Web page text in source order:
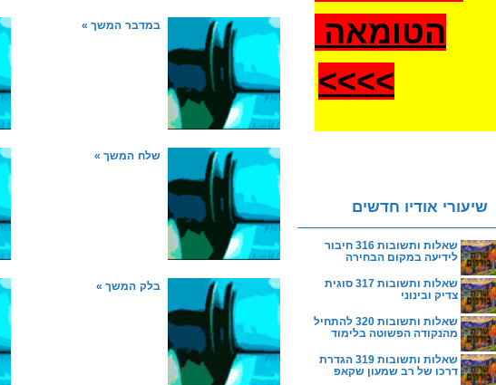
במדבר המשך »
שלח המשך »
בלק המשך »
הטומאה
>>>
>
שיעורי אודיו חדשים
שאלות ותשובות 316 חיבור
לידיעה במקום הבחירה
שאלות ותשובות 317 סוגית
צדיק ובינוני
שאלות ותשובות 320 להתחיל
מהנקודה הפשוטה בלימוד
שאלות ותשובות 319 הגדרת
דרכו של רב שמעון שקאפ